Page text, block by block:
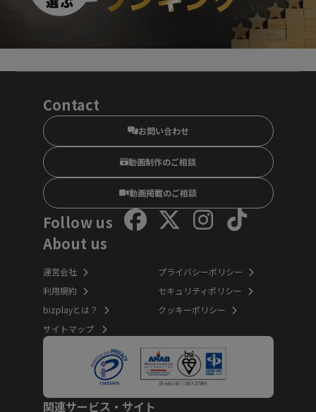
Contact
お問い合わせ
動画制作のご相談
動画掲載のご相談
Follow us
About us
運営会社
利用規約
bizplayとは？
サイトマップ
プライバシーポリシー
セキュリティポリシー
クッキーポリシー
関連サービス・サイト